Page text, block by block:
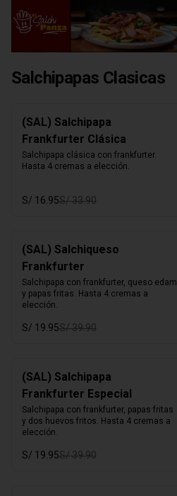
Salchipapas Clasicas
(SAL) Salchipapa
Frankfurter Clásica
Salchipapa clásica con frankfurter.
Hasta 4 cremas a elección.
S/ 16.95S/ 33.90
(SAL) Salchiqueso
Frankfurter
Salchipapa con frankfurter, queso edam
y papas fritas. Hasta 4 cremas a
elección.
S/ 19.95S/ 39.90
(SAL) Salchipapa
Frankfurter Especial
Salchipapa con frankfurter, papas fritas
y dos huevos fritos. Hasta 4 cremas a
elección.
S/ 19.95S/ 39.90